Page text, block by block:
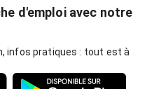
d'emploi avec notre
infos pratiques : tout est à